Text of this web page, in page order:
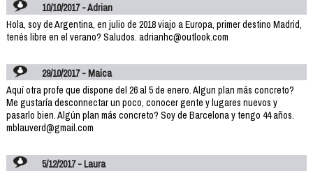
10/10/2017 - Adrian
Hola, soy de Argentina, en julio de 2018 viajo a Europa, primer destino Madrid,
tenés libre en el verano? Saludos. adrianhc@outlook.com
29/10/2017 - Maica
Aquí otra profe que dispone del 26 al 5 de enero. Algun plan más concreto?
Me gustaría desconnectar un poco, conocer gente y lugares nuevos y
pasarlo bien. Algún plan más concreto? Soy de Barcelona y tengo 44 años.
mblauverd@gmail.com
5/12/2017 - Laura